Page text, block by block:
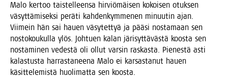
Malo ker­too tais­tel­leen­sa hir­viö­mäi­sen kokoi­sen otuk­sen
väsyt­tä­mi­sek­si perä­ti kah­den­kym­me­nen minuu­tin ajan.
Vii­mein hän sai hau­en väsy­tet­tyä ja pää­si nos­ta­maan sen
nos­to­kou­kul­la ylös. Joh­tuen kalan järi­syt­tä­väs­tä koos­ta sen
nos­ta­mi­nen vedes­tä oli ollut var­sin ras­kas­ta. Pie­nes­tä asti
kalas­tus­ta har­ras­ta­nee­na Malo ei kar­sas­ta­nut hau­en
käsit­te­le­mis­tä huo­li­mat­ta sen koosta.